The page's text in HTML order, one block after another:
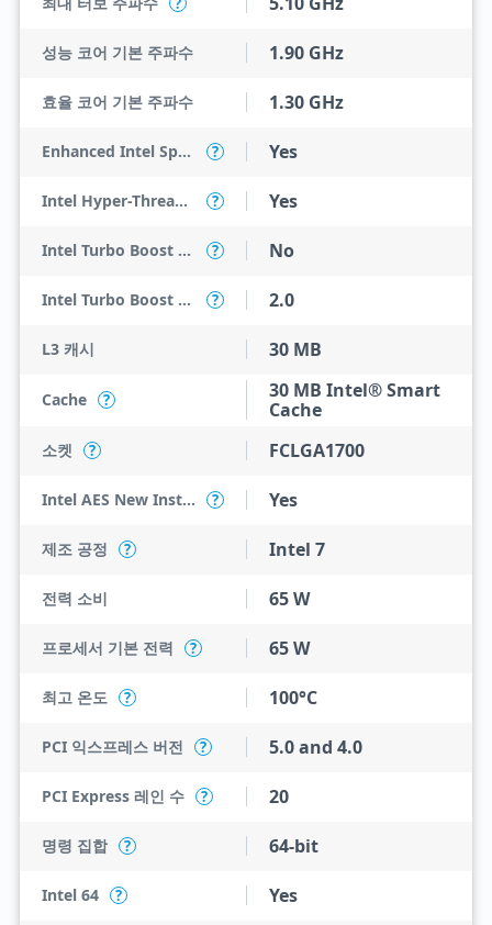
성능 코어 기본 주파수 1.90 GHz
효율 코어 기본 주파수 1.30 GHz
Enhanced Intel SpeedStep Technology ? Yes
Intel Hyper-Threading Technology ? Yes
Intel Turbo Boost Max Technology 3.0 ? No
Intel Turbo Boost Technology ? 2.0
L3 캐시 30 MB
Cache ?
30 MB Intel® Smart
Cache
소켓 ? FCLGA1700
Intel AES New Instructions ? Yes
제조 공정 ? Intel 7
전력 소비 65 W
프로세서 기본 전력 ? 65 W
최고 온도 ? 100°C
PCI 익스프레스 버전 ? 5.0 and 4.0
PCI Express 레인 수 ? 20
명령 집합 ? 64-bit
Intel 64 ? Yes